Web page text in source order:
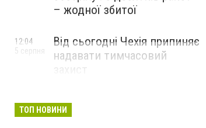
– жодної збитої
Від сьогодні Чехія припиняє
надавати тимчасовий
12:04
5 серпня
ТОП НОВИНИ